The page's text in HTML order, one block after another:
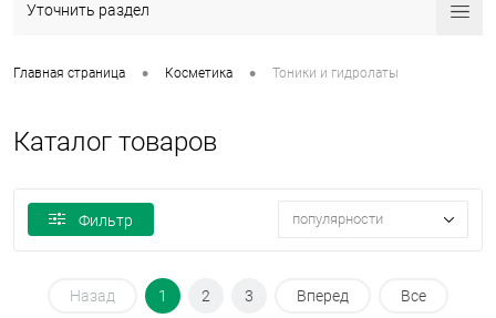
Уточнить раздел
Главная страница • Косметика • Тоники и гидролаты
Каталог товаров
Фильтр популярности
Назад 1 2 3 Вперед Все